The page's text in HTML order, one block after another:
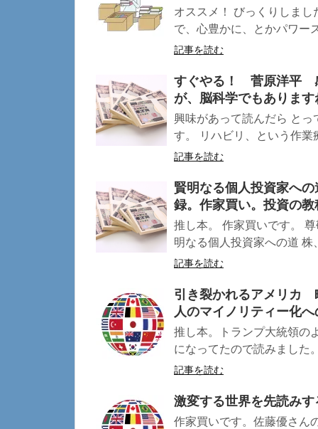
オススメ！ びっくりしま
で、心豊かに、とかパワー
記事を読む
すぐやる！ 菅原洋平
が、脳科学でもあります
興味があって読んだら と
す。 リハビリ、という作業
記事を読む
賢明なる個人投資家へ
録。作家買い。投資の教
推し本。 作家買いです。
明なる個人投資家への道 株
記事を読む
引き裂かれるアメリカ
人のマイノリティー化へ
推し本。トランプ大統領の
になってたので読みました
記事を読む
激変する世界を先読み
作家買いです。佐藤優さん